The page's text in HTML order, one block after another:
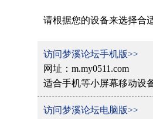
请根据您的设备来选择合
访问梦溪论坛手机版>>
网址：m.my0511.com
适合手机等小屏幕移动设
访问梦溪论坛电脑版>>